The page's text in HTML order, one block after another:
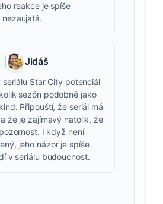
reakce je spíše
Jidáš
Star City potenciál
sezón podobně jako
Připouští, že seriál má
že je zajímavý natolik, že
I když není
jeho názor je spíše
v seriálu budoucnost.